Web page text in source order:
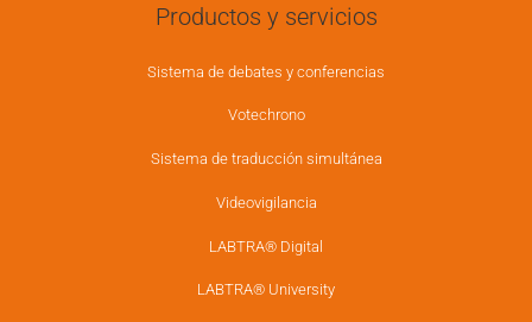
Productos y servicios
Sistema de debates y conferencias
Votechrono
Sistema de traducción simultánea
Videovigilancia
LABTRA® Digital
LABTRA® University